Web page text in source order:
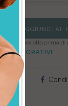
AGGIUNGI AL
il prodotto prima
LAVORATIVI